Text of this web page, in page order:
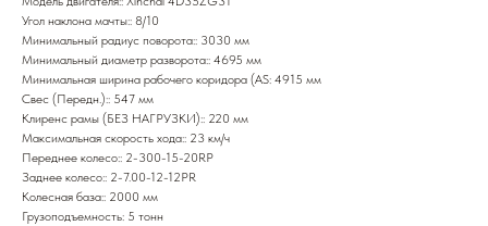
Угол наклона мачты:: 8/10
Минимальный радиус поворота:: 3030 мм
Минимальный диаметр разворота:: 4695 мм
Минимальная ширина рабочего коридора (AS: 4915 мм
Свес (Передн.):: 547 мм
Клиренс рамы (БЕЗ НАГРУЗКИ):: 220 мм
Максимальная скорость хода:: 23 км/ч
Переднее колесо:: 2-300-15-20RP
Заднее колесо:: 2-7.00-12-12PR
Колесная база:: 2000 мм
Грузоподъемность: 5 тонн